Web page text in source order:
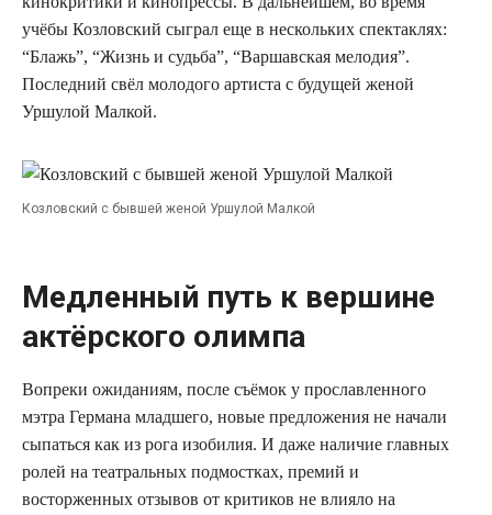
учёбы Козловский сыграл еще в нескольких спектаклях:
“Блажь”, “Жизнь и судьба”, “Варшавская мелодия”.
Последний свёл молодого артиста с будущей женой
Уршулой Малкой.
Козловский с бывшей женой Уршулой Малкой
Медленный путь к вершине
актёрского олимпа
Вопреки ожиданиям, после съёмок у прославленного
мэтра Германа младшего, новые предложения не начали
сыпаться как из рога изобилия. И даже наличие главных
ролей на театральных подмостках, премий и
восторженных отзывов от критиков не влияло на